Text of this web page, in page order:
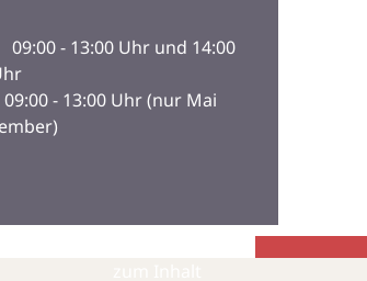
- 13:00 Uhr und 14:00
- 13:00 Uhr (nur Mai